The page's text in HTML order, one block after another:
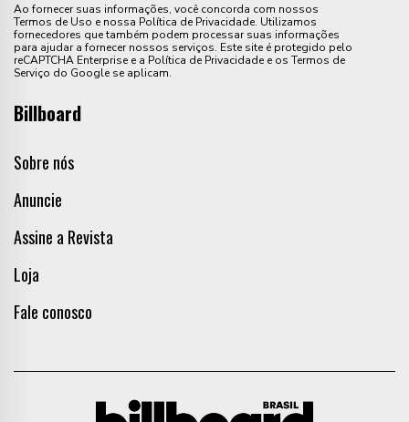
Ao fornecer suas informações, você concorda com nossos
Termos de Uso e nossa Política de Privacidade. Utilizamos
fornecedores que também podem processar suas informações
para ajudar a fornecer nossos serviços. Este site é protegido pelo
reCAPTCHA Enterprise e a Política de Privacidade e os Termos de
Serviço do Google se aplicam.
Billboard
Sobre nós
Anuncie
Assine a Revista
Loja
Fale conosco